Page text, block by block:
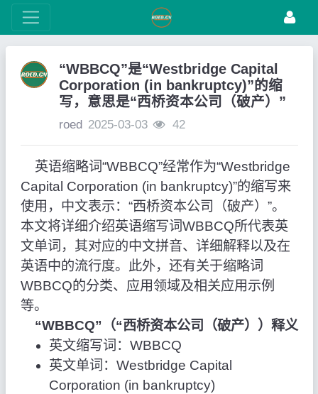
“WBBCQ”是“Westbridge Capital
Corporation (in bankruptcy)”的缩
写，意思是“西桥资本公司（破产）”
roed 2025-03-03 42
英语缩略词“WBBCQ”经常作为“Westbridge
Capital Corporation (in bankruptcy)”的缩写来
使用，中文表示：“西桥资本公司（破产）”。
本文将详细介绍英语缩写词WBBCQ所代表英
文单词，其对应的中文拼音、详细解释以及在
英语中的流行度。此外，还有关于缩略词
WBBCQ的分类、应用领域及相关应用示例
等。
“WBBCQ”（“西桥资本公司（破产））释义
英文缩写词：WBBCQ
英文单词：Westbridge Capital
Corporation (in bankruptcy)